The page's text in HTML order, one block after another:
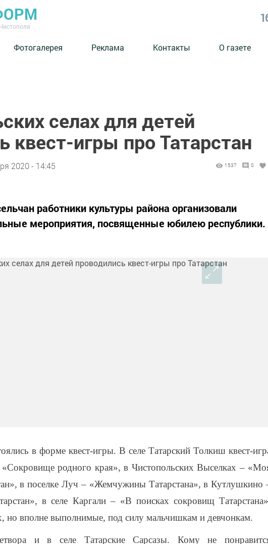
Фотогалерея Реклама Контакты О газете
селах для детей
квест-игры про Татарстан
2020 - 14:45 1537 0
работники культуры района организовали
мероприятия, посвященные юбилею республики.
в форме квест-игры. В селе Татарский Толкиш квест-
«Сокровище родного края», в Чистопольских Выселках –
в поселке Луч – «Жемчужины Татарстана», в Кутлушкино
в селе Каргали – «В поисках сокровищ
но вполне выполнимые, под силу мальчишкам и девчонкам.
и в селе Татарские Сарсазы. Кому не